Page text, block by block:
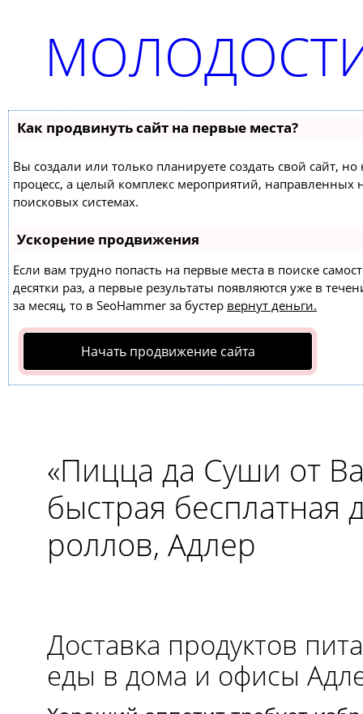
Как продвинуть сайт на первые места?
Вы создали или только планируете создать свой сайт,
процесс, а целый комплекс мероприятий,
поисковых системах.
Ускорение продвижения
Если вам трудно попасть на первые места в поиске
десятки раз, а первые результаты появляются уже в
за месяц, то в SeoHammer за бустер вернут деньги.
Начать продвижение сайта
«Пицца да Суши от
быстрая бесплатная
роллов, Адлер
Доставка продуктов
еды в дома и офисы